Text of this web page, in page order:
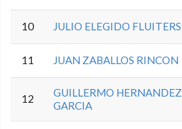
10 JULIO ELEGIDO FLUITERS
11 JUAN ZABALLOS RINCON
12
GUILLERMO HERNANDEZ
GARCIA